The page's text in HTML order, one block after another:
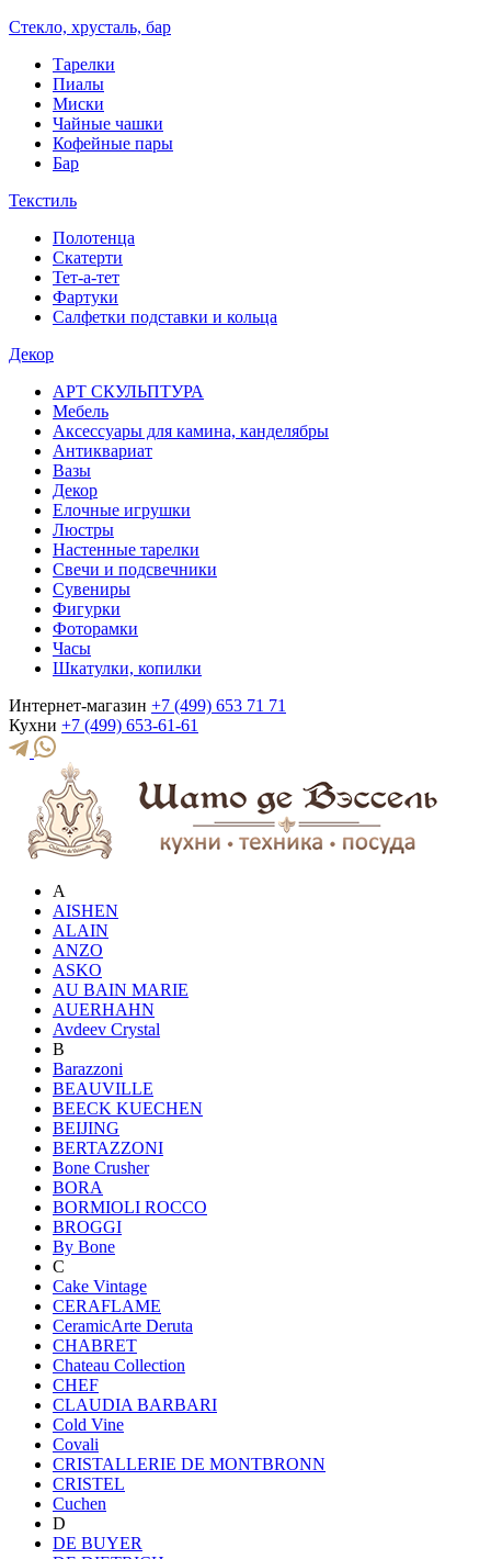
Стекло, хрусталь, бар
Тарелки
Пиалы
Миски
Чайные чашки
Кофейные пары
Бар
Текстиль
Полотенца
Скатерти
Тет-а-тет
Фартуки
Салфетки подставки и кольца
Декор
АРТ СКУЛЬПТУРА
Мебель
Аксессуары для камина, канделябры
Антиквариат
Вазы
Декор
Елочные игрушки
Люстры
Настенные тарелки
Свечи и подсвечники
Сувениры
Фигурки
Фоторамки
Часы
Шкатулки, копилки
Интернет-магазин +7 (499) 653 71 71
Кухни +7 (499) 653-61-61
A
AISHEN
ALAIN
ANZO
ASKO
AU BAIN MARIE
AUERHAHN
Avdeev Crystal
B
Barazzoni
BEAUVILLE
BEECK KUECHEN
BEIJING
BERTAZZONI
Bone Crusher
BORA
BORMIOLI ROCCO
BROGGI
By Bone
C
Cake Vintage
CERAFLAME
CeramicArte Deruta
CHABRET
Chateau Collection
CHEF
CLAUDIA BARBARI
Cold Vine
Covali
CRISTALLERIE DE MONTBRONN
CRISTEL
Cuchen
D
DE BUYER